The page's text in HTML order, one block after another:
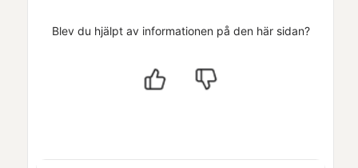
Blev du hjälpt av informationen på den här sidan?